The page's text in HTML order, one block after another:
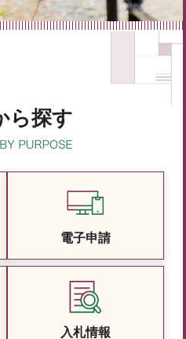
ら探す
電子申請
入札情報